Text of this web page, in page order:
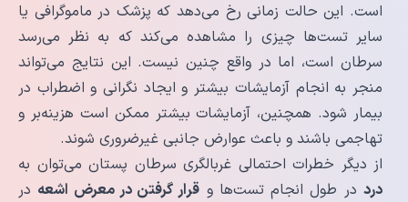
است. این حالت زمانی رخ می‌دهد که پزشک در ماموگرافی یا
سایر تست‌ها چیزی را مشاهده می‌کند که به نظر می‌رسد
سرطان است، اما در واقع چنین نیست. این نتایج می‌تواند
منجر به انجام آزمایشات بیشتر و ایجاد نگرانی و اضطراب در
بیمار شود. همچنین، آزمایشات بیشتر ممکن است هزینه‌بر و
تهاجمی باشند و باعث عوارض جانبی غیرضروری شوند.
از دیگر خطرات احتمالی غربالگری سرطان پستان می‌توان به
درددر طول انجام تست‌ها و قرار گرفتن در معرض اشعه در